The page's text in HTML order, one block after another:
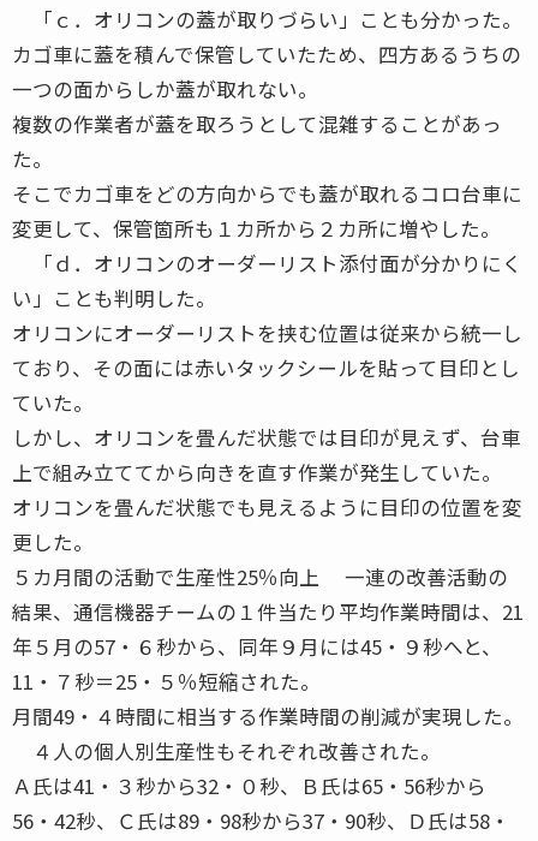
「ｃ．オリコンの蓋が取りづらい」ことも分かった。
カゴ車に蓋を積んで保管していたため、四方あるうちの
一つの面からしか蓋が取れない。
複数の作業者が蓋を取ろうとして混雑することがあっ
た。
そこでカゴ車をどの方向からでも蓋が取れるコロ台車に
変更して、保管箇所も１カ所から２カ所に増やした。
「ｄ．オリコンのオーダーリスト添付面が分かりにく
い」ことも判明した。
オリコンにオーダーリストを挟む位置は従来から統一し
ており、その面には赤いタックシールを貼って目印とし
ていた。
しかし、オリコンを畳んだ状態では目印が見えず、台車
上で組み立ててから向きを直す作業が発生していた。
オリコンを畳んだ状態でも見えるように目印の位置を変
更した。
５カ月間の活動で生産性25％向上 一連の改善活動の
結果、通信機器チームの１件当たり平均作業時間は、21
年５月の57・６秒から、同年９月には45・９秒へと、
11・７秒＝25・５％短縮された。
月間49・４時間に相当する作業時間の削減が実現した。
４人の個人別生産性もそれぞれ改善された。
Ａ氏は41・３秒から32・０秒、Ｂ氏は65・56秒から
56・42秒、Ｃ氏は89・98秒から37・90秒、Ｄ氏は58・